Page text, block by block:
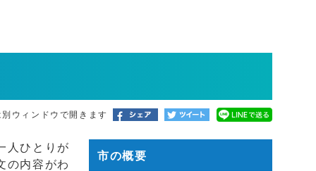
ウィンドウで開きます
人ひとりが
の内容がわ
市の概要